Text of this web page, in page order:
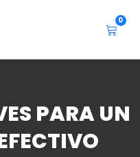
0
PARA UN